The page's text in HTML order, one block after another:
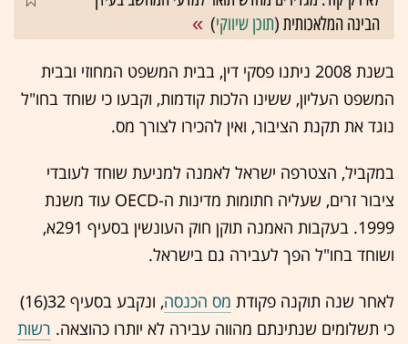
הבינה המלאכותית (תוכן שיווקי)
בשנת 2008 ניתנו פסקי דין, בבית המשפט המחוזי ובבית
המשפט העליון, ששינו הלכות קודמות, וקבעו כי שוחד בחו"ל
נוגד את תקנת הציבור, ואין להכירו לצורך מס.
במקביל, הצטרפה ישראל לאמנה למניעת שוחד לעובדי
ציבור זרים, שעליה חתומות מדינות ה-OECD עוד משנת
1999. בעקבות האמנה תוקן חוק העונשין בסעיף 291א,
ושוחד בחו"ל הפך לעבירה גם בישראל.
לאחר שנה תוקנה פקודת מס הכנסה,
ונקבע בסעיף 32(16)
כי תשלומים שנתינתם מהווה עבירה לא יותרו כהוצאה. רשות